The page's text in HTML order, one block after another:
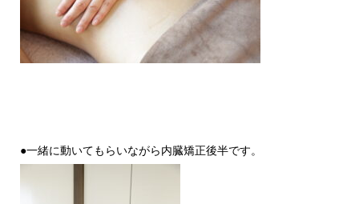
●一緒に動いてもらいながら内臓矯正後半です。